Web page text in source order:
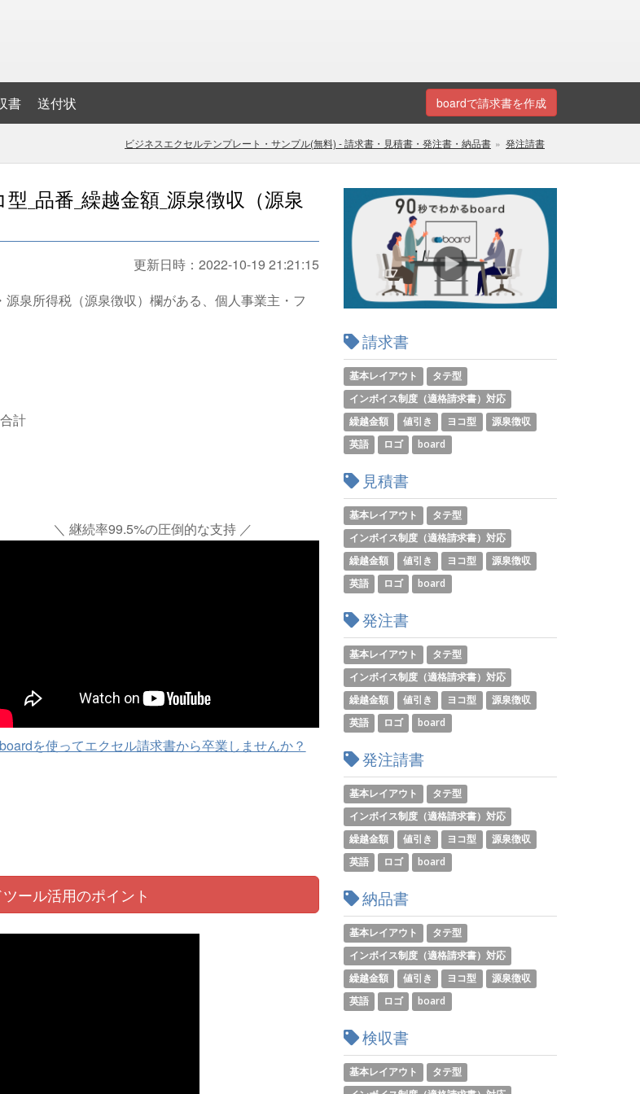
boardで請求書を作成
書 送付状
ビジネスエクセルテンプレート・サンプル(無料) - 請求書・見積書・発注書・納品書 発注請書
_品番_繰越金額_源泉徴収（源泉
更新日時： 2022-10-19 21:21:15
泉所得税（源泉徴収）欄がある、個人事業主・フ
計
＼ 継続率99.5%の圧倒的な支持 ／
boardを使ってエクセル請求書から卒業しませんか？
ツール活用のポイント
請求書
基本レイアウト
タテ型
インボイス制度（適格請求書）対応
繰越金額
値引き ヨコ型
源泉徴収
英語
ロゴ board
見積書
基本レイアウト
タテ型
インボイス制度（適格請求書）対応
繰越金額
値引き ヨコ型
源泉徴収
英語
ロゴ board
発注書
基本レイアウト
タテ型
インボイス制度（適格請求書）対応
繰越金額
値引き ヨコ型
源泉徴収
英語
ロゴ board
発注請書
基本レイアウト
タテ型
インボイス制度（適格請求書）対応
繰越金額
値引き ヨコ型
源泉徴収
英語
ロゴ board
納品書
基本レイアウト
タテ型
インボイス制度（適格請求書）対応
繰越金額
値引き ヨコ型
源泉徴収
英語
ロゴ board
検収書
基本レイアウト
タテ型